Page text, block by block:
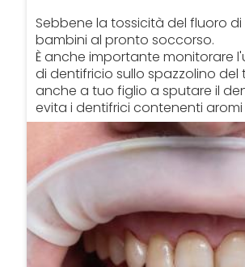
Sebbene la tossicità del fluoro
bambini al pronto soccorso.
È anche importante monitorare
di dentifricio sullo spazzolino
anche a tuo figlio a sputare il
evita i dentifrici contenenti